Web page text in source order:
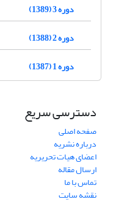
دوره 3 (1389)
دوره 2 (1388)
دوره 1 (1387)
دسترسی سریع
صفحه اصلی
درباره نشریه
اعضای هیات تحریریه
ارسال مقاله
تماس با ما
نقشه سایت